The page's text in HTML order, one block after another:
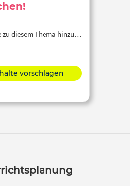
zu diesem Thema hinzu…
vorschlagen